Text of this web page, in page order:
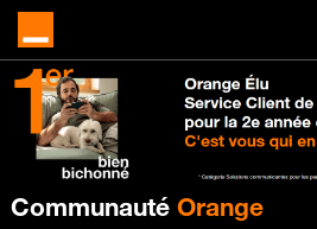
Communauté Orange